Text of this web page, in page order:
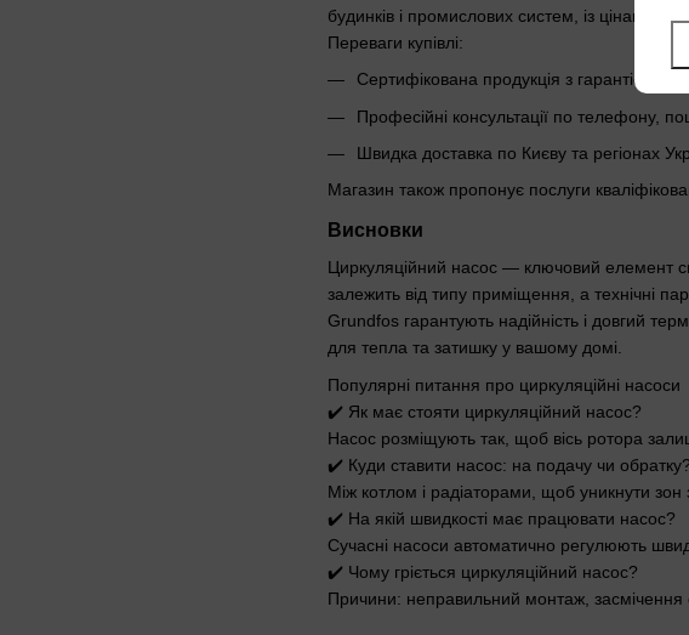
будинків і промислових систем, із цінами
Переваги купівлі:
Сертифікована продукція з гарантією.
Професійні консультації по телефону,
Швидка доставка по Києву та регіонах
Магазин також пропонує послуги
Висновки
Циркуляційний насос — ключовий елемент
залежить від типу приміщення, а технічні
Grundfos гарантують надійність і довгий
для тепла та затишку у вашому домі.
Популярні питання про циркуляційні насоси
✔️ Як має стояти циркуляційний насос?
Насос розміщують так, щоб вісь ротора
✔️ Куди ставити насос: на подачу чи обратку?
Між котлом і радіаторами, щоб уникнути зон
✔️ На якій швидкості має працювати насос?
Сучасні насоси автоматично регулюють
✔️ Чому гріється циркуляційний насос?
Причини: неправильний монтаж, засмічення